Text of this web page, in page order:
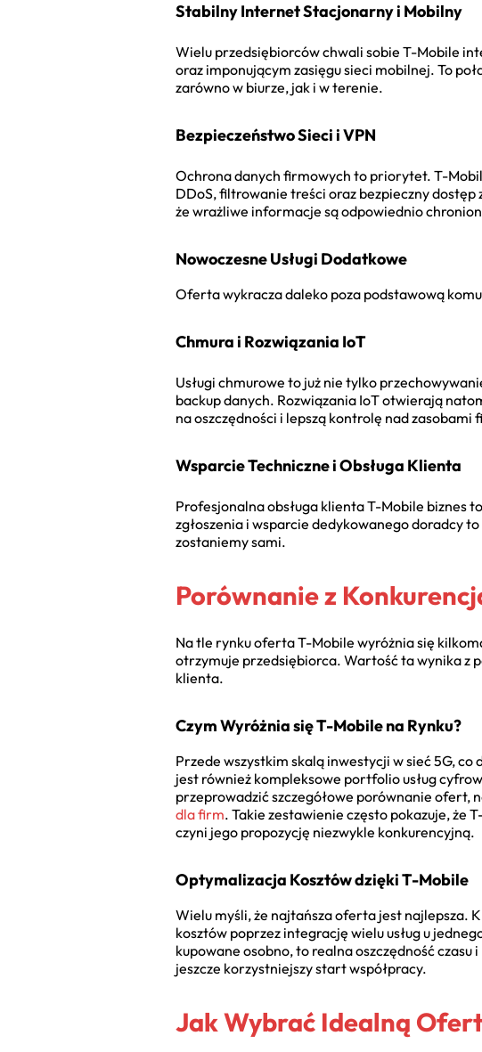
Stabilny Internet Stacjonarny i Mobilny
Wielu przedsiębiorców chwali sobie T-Mobile
oraz imponującym zasięgu sieci mobilnej. To
zarówno w biurze, jak i w terenie.
Bezpieczeństwo Sieci i VPN
Ochrona danych firmowych to priorytet. T-
DDoS, filtrowanie treści oraz bezpieczny dostęp
że wrażliwe informacje są odpowiednio
Nowoczesne Usługi Dodatkowe
Oferta wykracza daleko poza podstawową
Chmura i Rozwiązania IoT
Usługi chmurowe to już nie tylko
backup danych. Rozwiązania IoT otwierają
na oszczędności i lepszą kontrolę nad zasobami
Wsparcie Techniczne i Obsługa Klienta
Profesjonalna obsługa klienta T-Mobile biznes
zgłoszenia i wsparcie dedykowanego doradcy
zostaniemy sami.
Porównanie z
Na tle rynku oferta T-Mobile wyróżnia się
otrzymuje przedsiębiorca. Wartość ta wynika z
klienta.
Czym Wyróżnia się T-Mobile na Rynku?
Przede wszystkim skalą inwestycji w sieć 5G,
jest również kompleksowe portfolio usług
przeprowadzić szczegółowe porównanie ofert,
dla firm. Takie zestawienie często pokazuje, że
czyni jego propozycję niezwykle konkurencyjną.
Optymalizacja Kosztów dzięki T-Mobile
Wielu myśli, że najtańsza oferta jest najlepsza.
kosztów poprzez integrację wielu usług u
kupowane osobno, to realna oszczędność
jeszcze korzystniejszy start współpracy.
Jak Wybrać Idealną